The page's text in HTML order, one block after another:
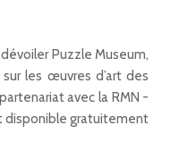
Puzzle Museum,
les œuvres d’art des
avec la RMN -
disponible gratuitement